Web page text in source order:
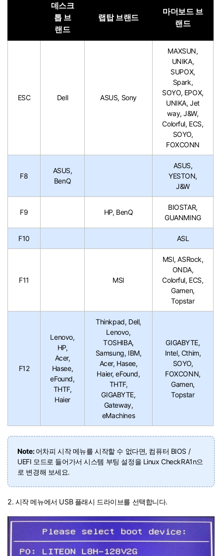
데스크
톱 브
랜드
랩탑 브랜드
마더보드 브
랜드
ESC Dell ASUS, Sony
MAXSUN,
UNIKA,
SUPOX,
Spark,
SOYO, EPOX,
UNIKA, Jet
way, J&W,
Colorful, ECS,
SOYO,
FOXCONN
F8
ASUS,
BenQ
ASUS,
YESTON,
J&W
F9 HP, BenQ
BIOSTAR,
GUANMING
F10 ASL
F11 MSI
MSI, ASRock,
ONDA,
Colorful, ECS,
Gamen,
Topstar
F12
Lenovo,
HP,
Acer,
Hasee,
eFound,
THTF,
Haier
Thinkpad, Dell,
Lenovo,
TOSHIBA,
Samsung, IBM,
Acer, Hasee,
Haier, eFound,
THTF,
GIGABYTE,
Gateway,
eMachines
GIGABYTE,
Intel, Cthim,
SOYO,
FOXCONN,
Gamen,
Topstar
Note:어차피 시작 메뉴를 시작할 수 없다면, 컴퓨터 BIOS /
UEFI 모드로 들어가서 시스템 부팅 설정을 Linux CheckRA1n으
로 변경해 보세요.
2. 시작 메뉴에서 USB 플래시 드라이브를 선택합니다.